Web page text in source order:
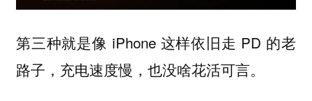
第三种就是像 iPhone 这样依旧走 PD 的老
路子，充电速度慢，也没啥花活可言。